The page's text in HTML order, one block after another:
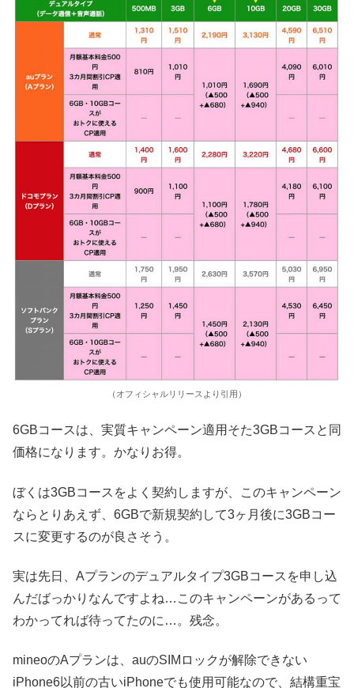
（オフィシャルリリースより引用）
6GBコースは、実質キャンペーン適用そた3GBコースと同
価格になります。かなりお得。
ぼくは3GBコースをよく契約しますが、このキャンペーン
ならとりあえず、6GBで新規契約して3ヶ月後に3GBコー
スに変更するのが良さそう。
実は先日、Aプランのデュアルタイプ3GBコースを申し込
んだばっかりなんですよね…このキャンペーンがあるって
わかってれば待ってたのに…。残念。
mineoのAプランは、auのSIMロックが解除できない
iPhone6以前の古いiPhoneでも使用可能なので、結構重宝